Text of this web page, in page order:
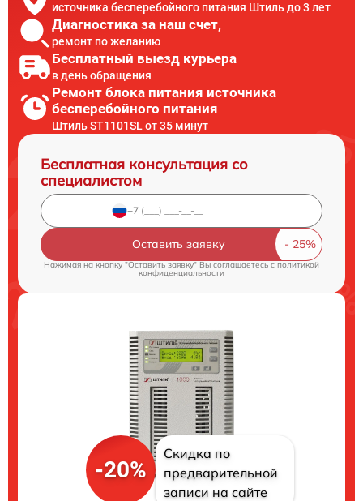
источника бесперебойного питания Штиль до 3 лет
Диагностика за наш счет,
ремонт по желанию
Бесплатный выезд курьера
в день обращения
Ремонт блока питания источника
бесперебойного питания
Штиль ST1101SL от 35 минут
Бесплатная консультация со
специалистом
Оставить заявку
Нажимая на кнопку "Оставить заявку" Вы соглашаетесь cполитикой
конфиденциальности
-20%
Скидка по
предварительной
записи на сайте